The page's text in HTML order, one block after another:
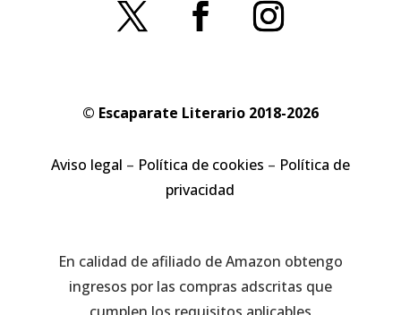
© Escaparate Literario 2018-2026
Aviso legal – Política de cookies – Política de
privacidad
En calidad de afiliado de Amazon obtengo
ingresos por las compras adscritas que